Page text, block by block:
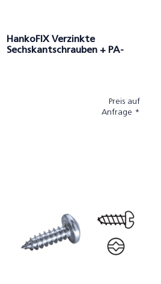
HankoFIX Verzinkte
Sechskantschrauben + PA-
Preis auf
Anfrage *